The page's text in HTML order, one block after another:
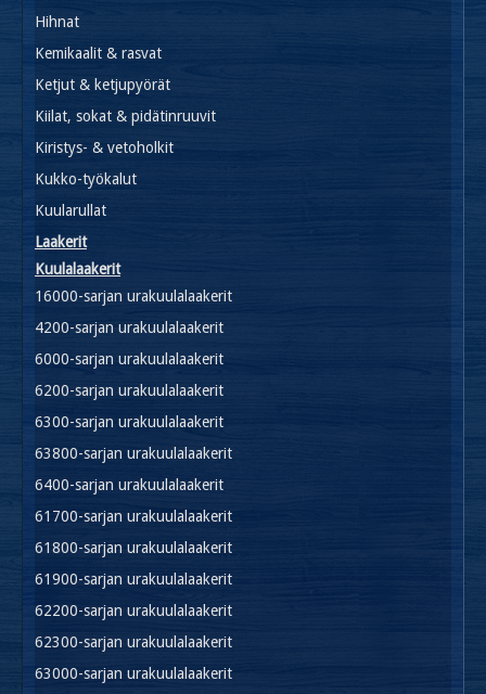
Hihnat
Kemikaalit & rasvat
Ketjut & ketjupyörät
Kiilat, sokat & pidätinruuvit
Kiristys- & vetoholkit
Kukko-työkalut
Kuularullat
Laakerit
Kuulalaakerit
16000-sarjan urakuulalaakerit
4200-sarjan urakuulalaakerit
6000-sarjan urakuulalaakerit
6200-sarjan urakuulalaakerit
6300-sarjan urakuulalaakerit
63800-sarjan urakuulalaakerit
6400-sarjan urakuulalaakerit
61700-sarjan urakuulalaakerit
61800-sarjan urakuulalaakerit
61900-sarjan urakuulalaakerit
62200-sarjan urakuulalaakerit
62300-sarjan urakuulalaakerit
63000-sarjan urakuulalaakerit